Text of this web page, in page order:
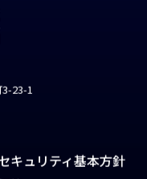
23-1
キュリティ基本方針